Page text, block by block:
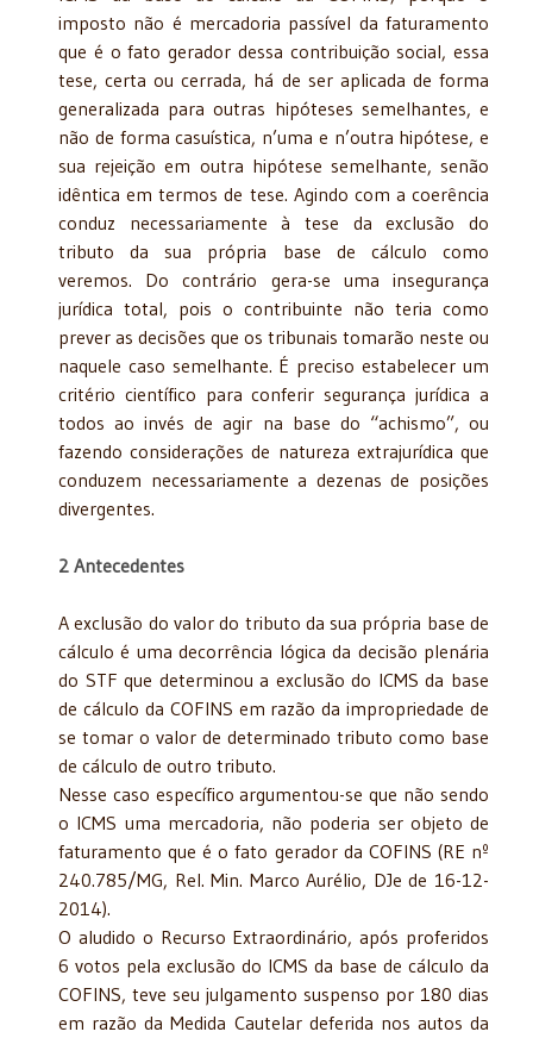
imposto não é mercadoria passível da faturamento
que é o fato gerador dessa contribuição social, essa
tese, certa ou cerrada, há de ser aplicada de forma
generalizada para outras hipóteses semelhantes, e
não de forma casuística, n’uma e n’outra hipótese, e
sua rejeição em outra hipótese semelhante, senão
idêntica em termos de tese. Agindo com a coerência
conduz necessariamente à tese da exclusão do
tributo da sua própria base de cálculo como
veremos. Do contrário gera-se uma insegurança
jurídica total, pois o contribuinte não teria como
prever as decisões que os tribunais tomarão neste ou
naquele caso semelhante. É preciso estabelecer um
critério científico para conferir segurança jurídica a
todos ao invés de agir na base do “achismo”, ou
fazendo considerações de natureza extrajurídica que
conduzem necessariamente a dezenas de posições
divergentes.
2 Antecedentes
A exclusão do valor do tributo da sua própria base de
cálculo é uma decorrência lógica da decisão plenária
do STF que determinou a exclusão do ICMS da base
de cálculo da COFINS em razão da impropriedade de
se tomar o valor de determinado tributo como base
de cálculo de outro tributo.
Nesse caso específico argumentou-se que não sendo
o ICMS uma mercadoria, não poderia ser objeto de
faturamento que é o fato gerador da COFINS (RE nº
240.785/MG, Rel. Min. Marco Aurélio, DJe de 16-12-
2014).
O aludido o Recurso Extraordinário, após proferidos
6 votos pela exclusão do ICMS da base de cálculo da
COFINS, teve seu julgamento suspenso por 180 dias
em razão da Medida Cautelar deferida nos autos da